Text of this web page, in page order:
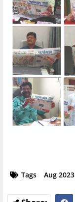
Tags Aug 2023